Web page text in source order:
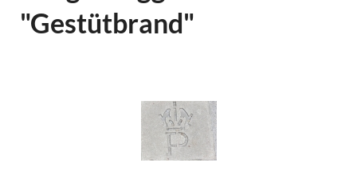
"Gestütbrand"